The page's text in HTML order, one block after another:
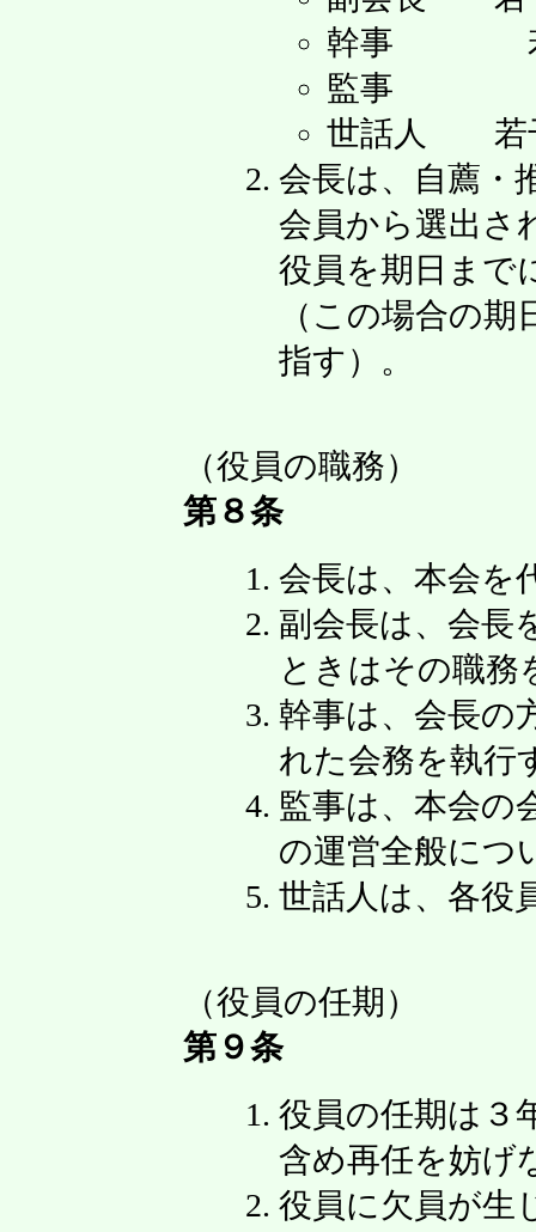
幹事 若
監事
世話人 若
会長は、自薦・
会員から選出さ
役員を期日まで
（この場合の
指す）。
（役員の職務）
第８条
会長は、本会を
副会長は、会長
ときはその職務
幹事は、会長の
れた会務を執行
監事は、本会の
の運営全般につ
世話人は、各役
（役員の任期）
第９条
役員の任期は３
含め再任を妨げ
役員に欠員が生